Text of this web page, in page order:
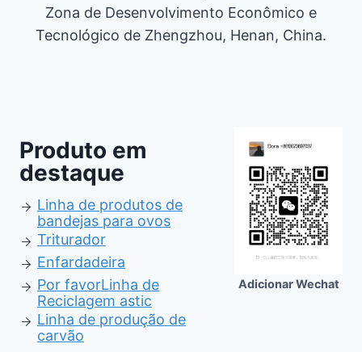
Zona de Desenvolvimento Econômico e
Tecnológico de Zhengzhou, Henan, China.
Produto em
destaque
Linha de produtos de
bandejas para ovos
Triturador
Enfardadeira
Por favorLinha de
Reciclagem astic
Linha de produção de
carvão
Adicionar Wechat